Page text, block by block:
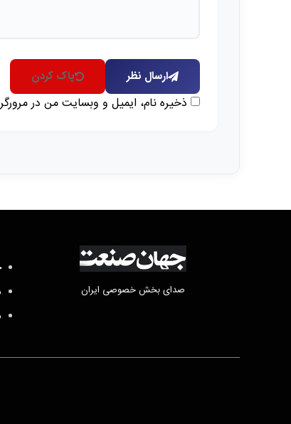
ارسال نظر پاک کردن
ذخیره نام، ایمیل و وبسایت من در
صدای بخش خصوصی ایران